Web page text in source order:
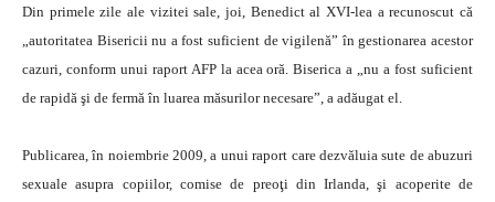
Din primele zile ale vizitei sale, joi, Benedict al XVI-lea a recunoscut că
„autoritatea Bisericii nu a fost suficient de vigilenă” în gestionarea acestor
cazuri, conform unui raport AFP la acea oră. Biserica a „nu a fost suficient
de rapidă şi de fermă în luarea măsurilor necesare”, a adăugat el.
Publicarea, în noiembrie 2009, a unui raport care dezvăluia sute de abuzuri
sexuale asupra copiilor, comise de preoţi din Irlanda, şi acoperite de